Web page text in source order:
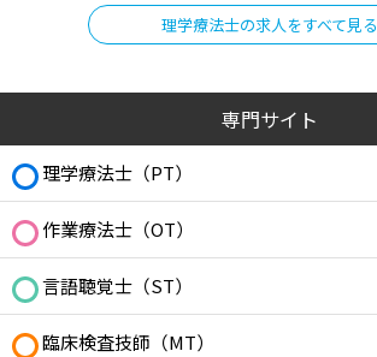
理学療法士の求人をすべて見る
専門サイト
理学療法士（PT）
作業療法士（OT）
言語聴覚士（ST）
臨床検査技師（MT）